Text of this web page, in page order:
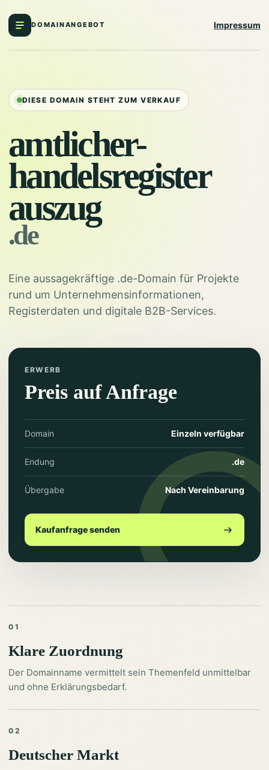
DOMAINANGEBOT Impressum
DIESE DOMAIN STEHT ZUM VERKAUF
amtlicher-
handelsregister
auszug
.de
Eine aussagekräftige .de-Domain für Projekte
rund um Unternehmensinformationen,
Registerdaten und digitale B2B-Services.
ERWERB
Preis auf Anfrage
Domain Einzeln verfügbar
Endung .de
Übergabe Nach Vereinbarung
Kaufanfrage senden
01
Klare Zuordnung
Der Domainname vermittelt sein Themenfeld unmittelbar
und ohne Erklärungsbedarf.
02
Deutscher Markt